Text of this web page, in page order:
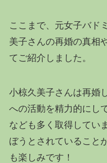
ここまで、元女子バド
美子さんの再婚の真相
てご紹介しました。
小椋久美子さんは再婚
への活動を精力的にし
なども多く取得してい
ぼうとされていること
も楽しみです！